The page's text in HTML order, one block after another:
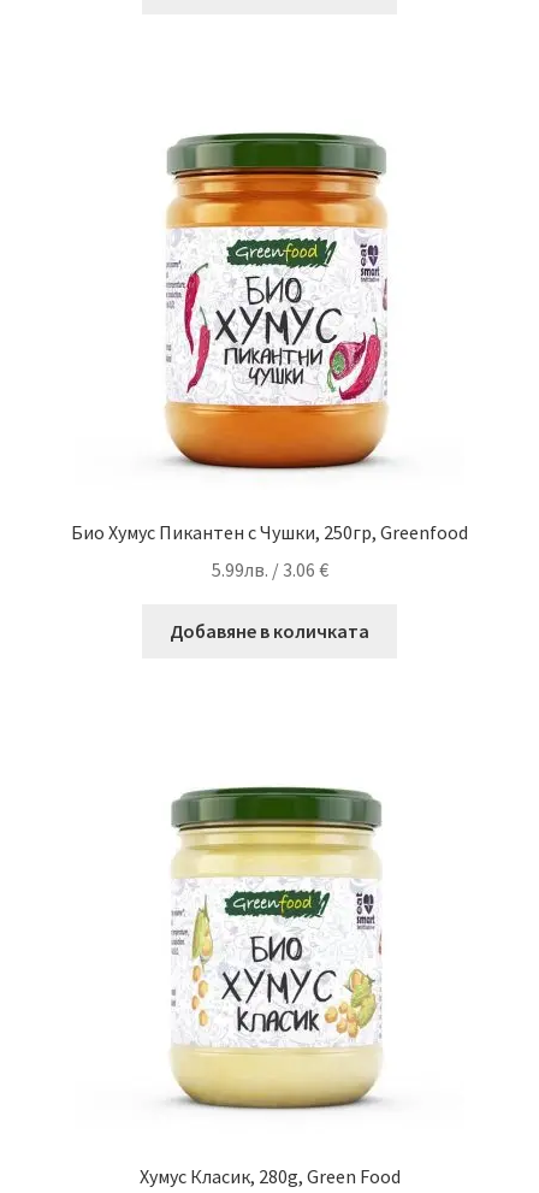
Био Хумус Пикантен с Чушки, 250гр, Greenfood
5.99лв. / 3.06 €
Добавяне в количката
Хумус Класик, 280g, Green Food